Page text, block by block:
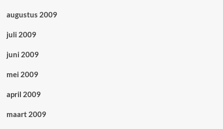
augustus 2009
juli 2009
juni 2009
mei 2009
april 2009
maart 2009